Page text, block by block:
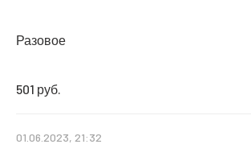
Разовое
501 руб.
01.06.2023, 21:32